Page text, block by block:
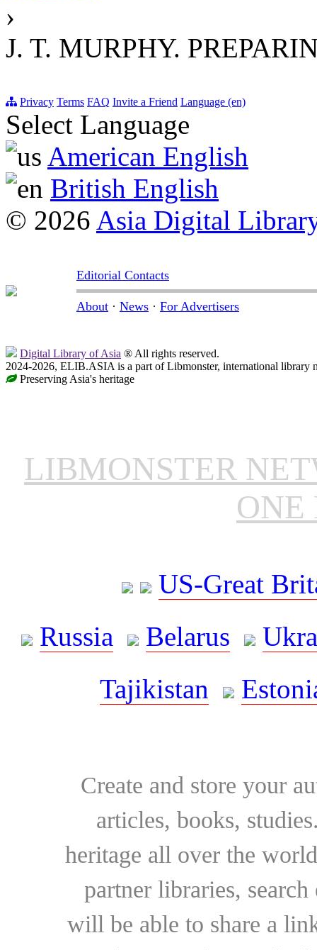
›
J. T. MURPHY.
Privacy Terms FAQ Invite a Friend Language (en)
Select Language
American English
British English
© 2026 Asia Digital
Editorial Contacts
About · News · For Advertisers
Digital Library of Asia ® All rights reserved.
2024-2026, ELIB.ASIA is a part of Libmonster, international library
Preserving Asia's heritage
LIBMONSTER
ONE
US-Great
Russia
Belarus
Tajikistan
Create and store your
articles, books,
heritage all over the
partner libraries,
will be able to share a